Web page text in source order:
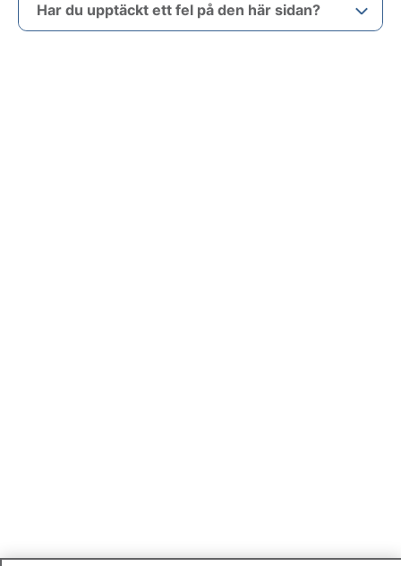
Har du upptäckt ett fel på den här sidan?